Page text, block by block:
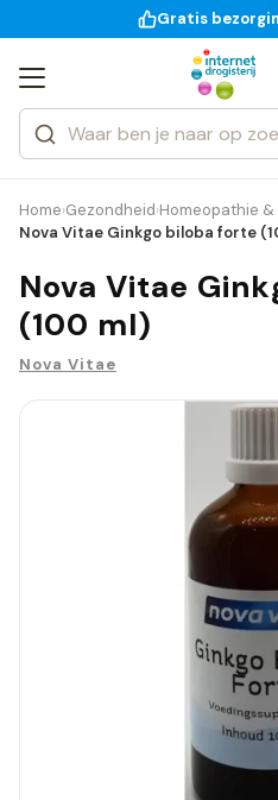
voor 18:00
Gratis14 dagen
Zoeken
Categorieën
Merken
Home›Gezondheid›Homeopathie &
Nova Vitae Ginkgo biloba forte
Nova Vitae
(100 ml)
Nova Vitae